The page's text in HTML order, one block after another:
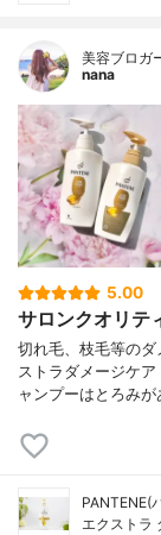
美容ブロガ
nana
5.00
サロンクオリテ
切れ毛、枝毛等の
ストラダメージケ
ャンプーはとろみ
PANTENE(
エクストラ